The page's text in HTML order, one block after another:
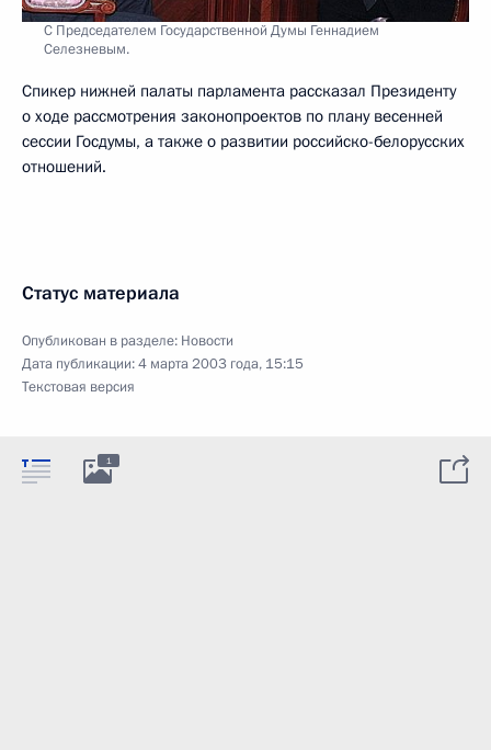
С Председателем Государственной Думы Геннадием
Селезневым.
Спикер нижней палаты парламента рассказал Президенту
о ходе рассмотрения законопроектов по плану весенней
сессии Госдумы, а также о развитии российско-белорусских
отношений.
Статус материала
Опубликован в разделе: Новости
Дата публикации:4 марта 2003 года, 15:15
Текстовая версия
1